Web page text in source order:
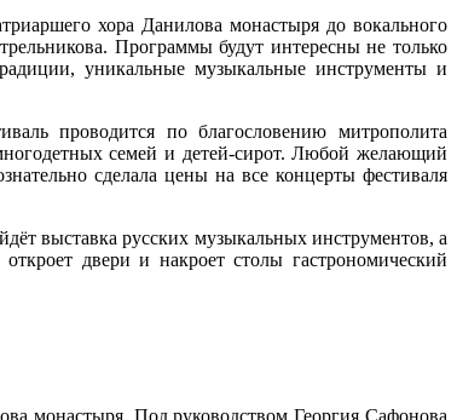
хора Данилова монастыря до вокального
Программы будут интересны не только
уникальные музыкальные инструменты и
проводится по благословению митрополита
семей и детей-сирот. Любой желающий
сделала цены на все концерты фестиваля
выставка русских музыкальных инструментов, а
двери и накроет столы гастрономический